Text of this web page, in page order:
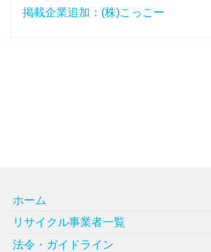
掲載企業追加：(株)こっこー
ホーム
リサイクル事業者一覧
法令・ガイドライン